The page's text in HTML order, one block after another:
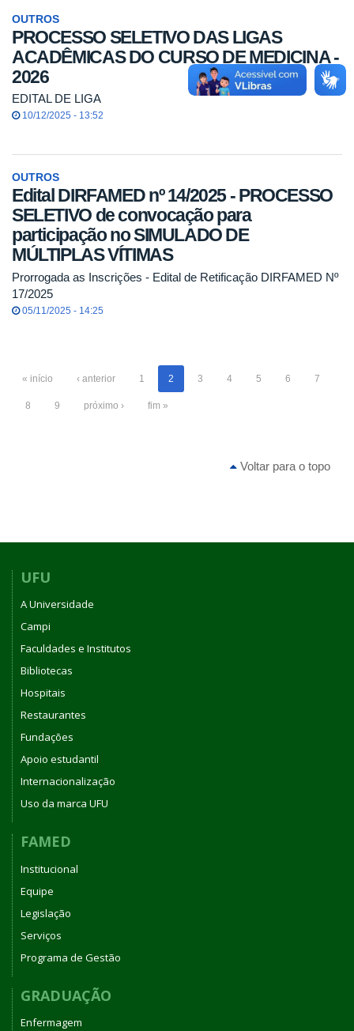
OUTROS
PROCESSO SELETIVO DAS LIGAS
ACADÊMICAS DO CURSO DE MEDICINA -
2026
EDITAL DE LIGA
10/12/2025 - 13:52
OUTROS
Edital DIRFAMED nº 14/2025 - PROCESSO
SELETIVO de convocação para
participação no SIMULADO DE
MÚLTIPLAS VÍTIMAS
Prorrogada as Inscrições - Edital de Retificação DIRFAMED Nº
17/2025
05/11/2025 - 14:25
« início ‹ anterior 1 2 3 4 5 6 7
8 9 próximo › fim »
Voltar para o topo
UFU
A Universidade
Campi
Faculdades e Institutos
Bibliotecas
Hospitais
Restaurantes
Fundações
Apoio estudantil
Internacionalização
Uso da marca UFU
FAMED
Institucional
Equipe
Legislação
Serviços
Programa de Gestão
GRADUAÇÃO
Enfermagem